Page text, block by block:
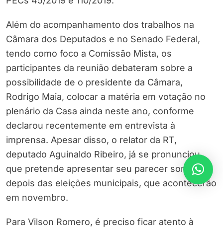
Além do acompanhamento dos trabalhos na
Câmara dos Deputados e no Senado Federal,
tendo como foco a Comissão Mista, os
participantes da reunião debateram sobre a
possibilidade de o presidente da Câmara,
Rodrigo Maia, colocar a matéria em votação no
plenário da Casa ainda neste ano, conforme
declarou recentemente em entrevista à
imprensa. Apesar disso, o relator da RT,
deputado Aguinaldo Ribeiro, já se pronunciou
que pretende apresentar seu parecer somente
depois das eleições municipais, que acontecerão
em novembro.
Para Vilson Romero, é preciso ficar atento à